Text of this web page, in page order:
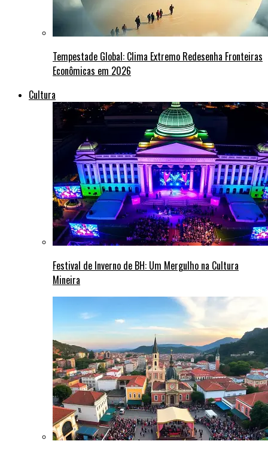
Tempestade Global: Clima Extremo Redesenha Fronteiras
Econômicas em 2026
Cultura
Festival de Inverno de BH: Um Mergulho na Cultura
Mineira